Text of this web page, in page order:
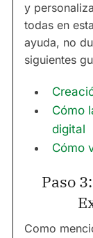
y
todas en
ayuda, no
siguientes
Cómo
digital
Cómo
Paso
Como